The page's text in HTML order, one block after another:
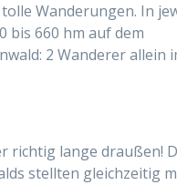
Wanderungen. In
bis 660 hm auf dem
2 Wanderer allein
richtig lange draußen!
stellten gleichzeitig